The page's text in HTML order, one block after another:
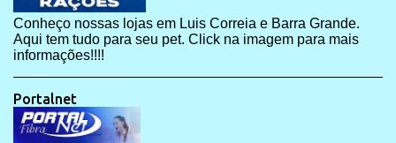
Conheço nossas lojas em Luis Correia e Barra Grande.
Aqui tem tudo para seu pet. Click na imagem para mais
informações!!!!
Portalnet